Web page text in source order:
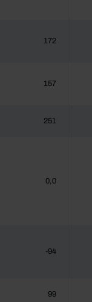
172
157
251
0,0
-94
99